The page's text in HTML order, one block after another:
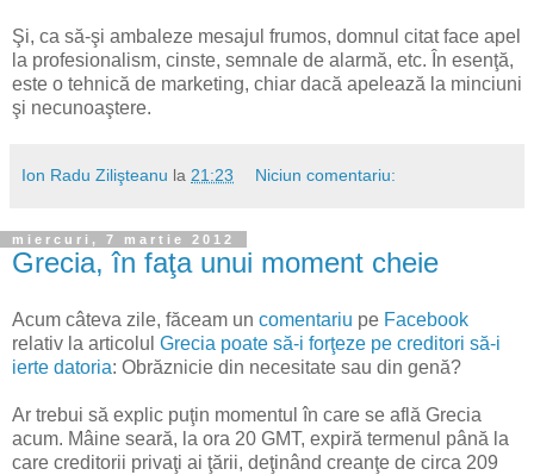
Şi, ca să-şi ambaleze mesajul frumos, domnul citat face apel
la profesionalism, cinste, semnale de alarmă, etc. În esenţă,
este o tehnică de marketing, chiar dacă apelează la minciuni
şi necunoaştere.
Ion Radu Zilişteanu la 21:23 Niciun comentariu:
miercuri, 7 martie 2012
Grecia, în faţa unui moment cheie
Acum câteva zile, făceam un comentariu pe Facebook
relativ la articolul Grecia poate să-i forţeze pe creditori să-i
ierte datoria: Obrăznicie din necesitate sau din genă?
Ar trebui să explic puţin momentul în care se află Grecia
acum. Mâine seară, la ora 20 GMT, expiră termenul până la
care creditorii privaţi ai ţării, deţinând creanţe de circa 209